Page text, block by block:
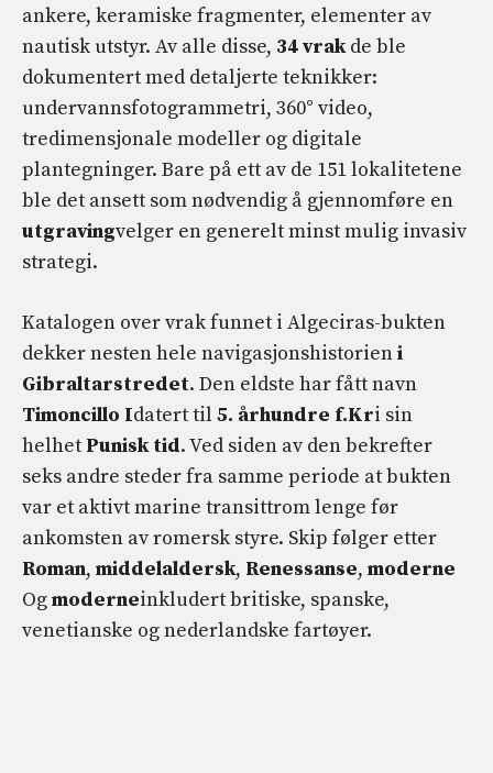
ankere, keramiske fragmenter, elementer av
nautisk utstyr. Av alle disse, 34 vrakde ble
dokumentert med detaljerte teknikker:
undervannsfotogrammetri, 360° video,
tredimensjonale modeller og digitale
plantegninger. Bare på ett av de 151 lokalitetene
ble det ansett som nødvendig å gjennomføre en
utgravingvelger en generelt minst mulig invasiv
strategi.
Katalogen over vrak funnet i Algeciras-bukten
dekker nesten hele navigasjonshistorieni
Gibraltarstredet. Den eldste har fått navn
Timoncillo Idatert til 5. århundre f.Kri sin
helhet Punisk tid. Ved siden av den bekrefter
seks andre steder fra samme periode at bukten
var et aktivt marine transittrom lenge før
ankomsten av romersk styre. Skip følger etter
Roman, middelaldersk, Renessanse, moderne
Ogmoderneinkludert britiske, spanske,
venetianske og nederlandske fartøyer.